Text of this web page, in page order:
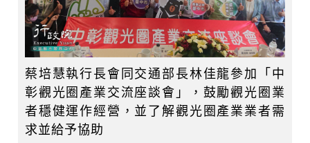
蔡培慧執行長會同交通部長林佳龍參加「中
彰觀光圈產業交流座談會」，鼓勵觀光圈業
者穩健運作經營，並了解觀光圈產業業者需
求並給予協助